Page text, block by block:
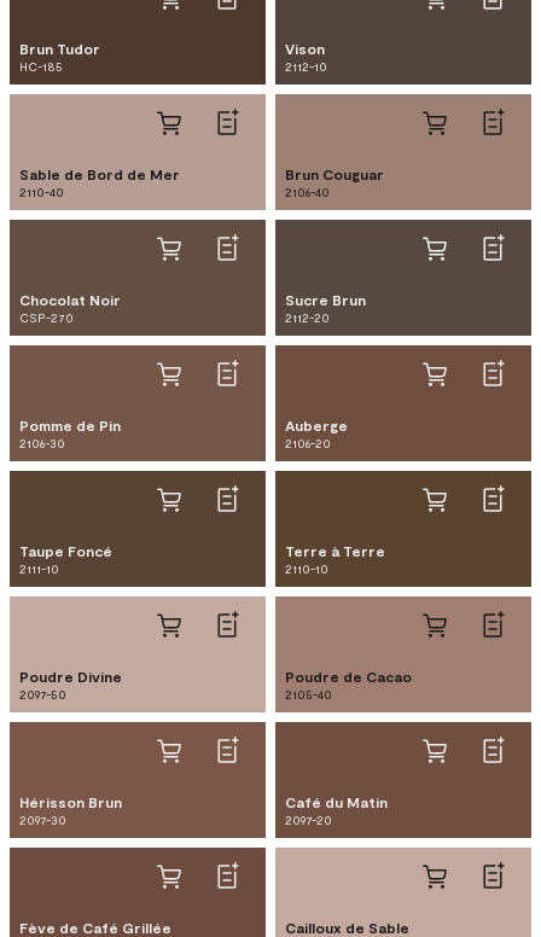
Brun Tudor
HC-185
Vison
2112-10
Sable de Bord de Mer
2110-40
Brun Couguar
2106-40
Chocolat Noir
CSP-270
Sucre Brun
2112-20
Pomme de Pin
2106-30
Auberge
2106-20
Taupe Foncé
2111-10
Terre à Terre
2110-10
Poudre Divine
2097-50
Poudre de Cacao
2105-40
Hérisson Brun
2097-30
Café du Matin
2097-20
Fève de Café Grillée Cailloux de Sable